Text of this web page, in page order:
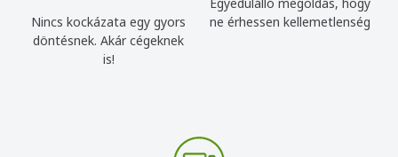
Nincs kockázata egy gyors
döntésnek. Akár cégeknek
is!
ne érhessen kellemetlenség